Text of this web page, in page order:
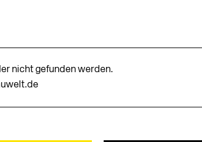
nicht gefunden werden.